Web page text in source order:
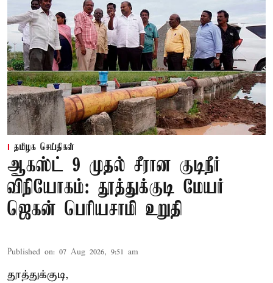
தமிழக செய்திகள்
ஆகஸ்ட் 9 முதல் சீரான குடிநீர்
விநியோகம்: தூத்துக்குடி மேயர்
ஜெகன் பெரியசாமி உறுதி
Published on: 07 Aug 2026, 9:51 am
தூத்துக்குடி,